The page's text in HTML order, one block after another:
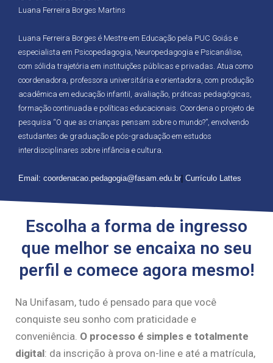
Luana Ferreira Borges Martins
Luana Ferreira Borges é Mestre em Educação pela PUC Goiás e
especialista em Psicopedagogia, Neuropedagogia e Psicanálise,
com sólida trajetória em instituições públicas e privadas. Atua como
coordenadora, professora universitária e orientadora, com produção
acadêmica em educação infantil, avaliação, práticas pedagógicas,
formação continuada e políticas educacionais. Coordena o projeto de
pesquisa “O que as crianças pensam sobre o mundo?”, envolvendo
estudantes de graduação e pós-graduação em estudos
interdisciplinares sobre infância e cultura.
Email: coordenacao.pedagogia@fasam.edu.br| Currículo Lattes
Escolha a forma de ingresso
que melhor se encaixa no seu
perfil e comece agora mesmo!
Na Unifasam, tudo é pensado para que você
conquiste seu sonho com praticidade e
conveniência. O processo é simples e totalmente
digital: da inscrição à prova on-line e até a matrícula,